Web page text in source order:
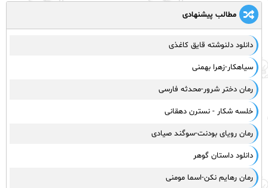
مطالب پیشنهادی
دانلود دلنوشته قایق کاغذی
سیاهکار-زهرا بهمنی
رمان دختر شرور-محدثه فارسی
خلسه شکار - نسترن دهقانی
رمان رویای بودنت-سوگند صیادی
دانلود داستان گوهر
رمان رهایم نکن-اسما مومنی